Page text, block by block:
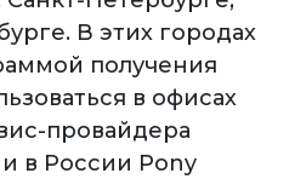
В этих городах
получения
в офисах
провайдера
в России Pony